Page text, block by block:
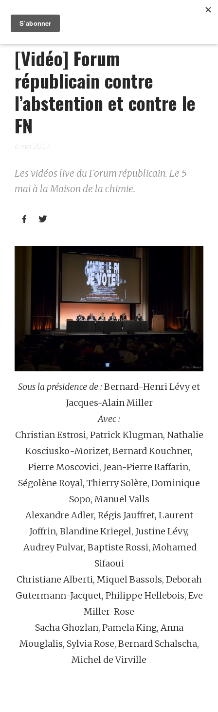
[Vidéo] Forum
républicain contre
l’abstention et contre le
FN
6 mai 2017
Les vidéos live du Forum républicain. Le 5
mai à la Maison de la chimie.
 
Sous la présidence de :Bernard-Henri Lévy et
Jacques-Alain Miller
Avec :
Christian Estrosi, Patrick Klugman, Nathalie
Kosciusko-Morizet, Bernard Kouchner,
Pierre Moscovici, Jean-Pierre Raffarin,
Ségolène Royal, Thierry Solère, Dominique
Sopo, Manuel Valls
Alexandre Adler, Régis Jauffret, Laurent
Joffrin, Blandine Kriegel, Justine Lévy,
Audrey Pulvar, Baptiste Rossi, Mohamed
Sifaoui
Christiane Alberti, Miquel Bassols, Deborah
Gutermann-Jacquet, Philippe Hellebois, Eve
Miller-Rose
Sacha Ghozlan, Pamela King, Anna
Mouglalis, Sylvia Rose, Bernard Schalscha,
Michel de Virville